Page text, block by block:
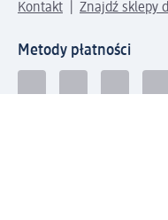
Kontakt
Znajdź sklepy
Metody płatności